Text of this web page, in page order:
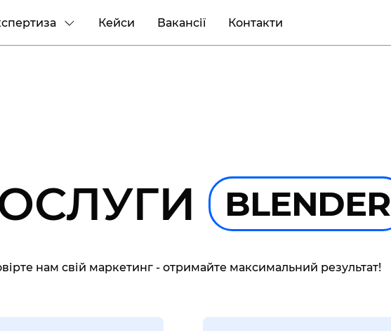
Кейси Вакансії Контакти
BLENDER
нам свій маркетинг - отримайте максимальний результат!